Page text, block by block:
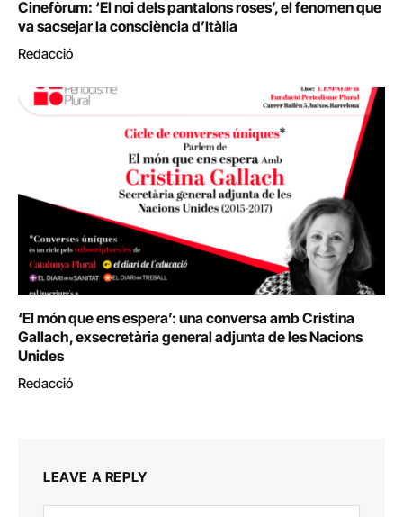
Cinefòrum: ‘El noi dels pantalons roses’, el fenomen que
va sacsejar la consciència d’Itàlia
Redacció
‘El món que ens espera’: una conversa amb Cristina
Gallach, exsecretària general adjunta de les Nacions
Unides
Redacció
LEAVE A REPLY